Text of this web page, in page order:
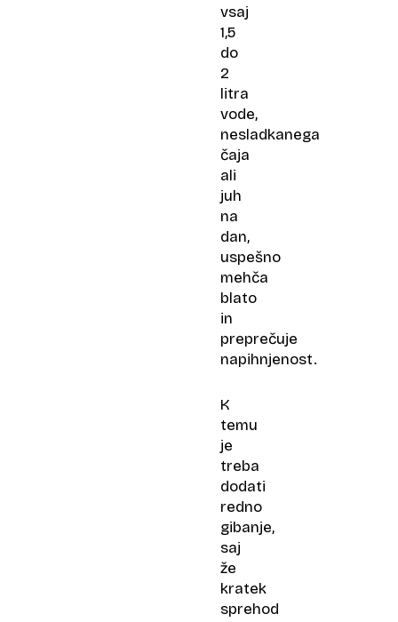
vsaj
1,5
do
2
litra
vode,
nesladkanega
čaja
ali
juh
na
dan,
uspešno
mehča
blato
in
preprečuje
napihnjenost.
K
temu
je
treba
dodati
redno
gibanje,
saj
že
kratek
sprehod